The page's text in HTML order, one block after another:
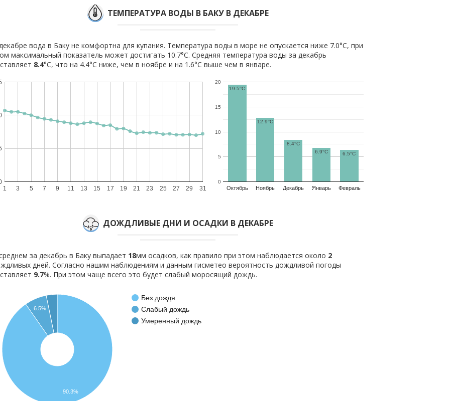
ТЕМПЕРАТУРА ВОДЫ В БАКУ В ДЕКАБРЕ
вода в Баку не комфортна для купания. Температура воды в море не опускается ниже 7.0°C, при
максимальный показатель может достигать 10.7°C. Средняя температура воды за декабрь
8.4°C, что на 4.4°C ниже, чем в ноябре и на 1.6°C выше чем в январе.
1 3 5 7 9 11 13 15 17 19 21 23 25 27 29 31 Октябрь Ноябрь Декабрь Январь Февраль
0
5
10
15
20
19.5°C
12.9°C
8.4°C
6.9°C
6.5°C
ДОЖДЛИВЫЕ ДНИ И ОСАДКИ В ДЕКАБРЕ
за декабрь в Баку выпадает 18мм осадков, как правило при этом наблюдается около 2
дней. Согласно нашим наблюдениям и данным гисметео вероятность дождливой погоды
9.7%. При этом чаще всего это будет слабый моросящий дождь.
Без дождя
Слабый дождь
Умеренный дождь
6.5%
90.3%